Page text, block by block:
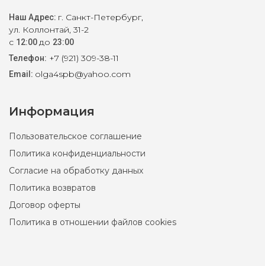
Наш Адрес: г. Санкт-Петербург,
ул. Коллонтай, 31-2
с 12:00до 23:00
Телефон: +7 (921) 309-38-11
Email: olga4spb@yahoo.com
Информация
Пользовательское соглашение
Политика конфиденциальности
Согласие на обработку данных
Политика возвратов
Договор оферты
Политика в отношении файлов cookies